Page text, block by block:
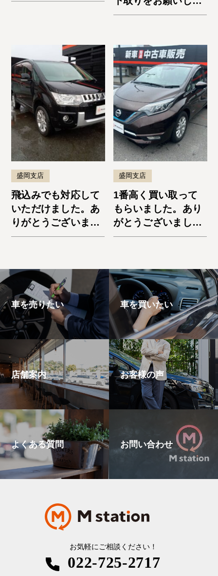
した。納車までスム
す！
盛岡支店
飛込みでも対応して
いただけました。あ
りがとうございまし
た。デリカD:5
盛岡支店
1番高く買い取って
もらいました。あり
がとうございまし
た。ノートe-Power
車を売りたい 車を買いたい
店舗案内 お客様の声
よくある質問 お問い合わせ
お気軽にご相談ください！
022-725-2717